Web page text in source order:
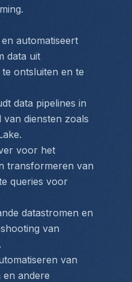
automatiseert
data uit
ontsluiten en te
data pipelines in
diensten zoals
voor het
transformeren van
queries voor
datastromen en
van
van
andere